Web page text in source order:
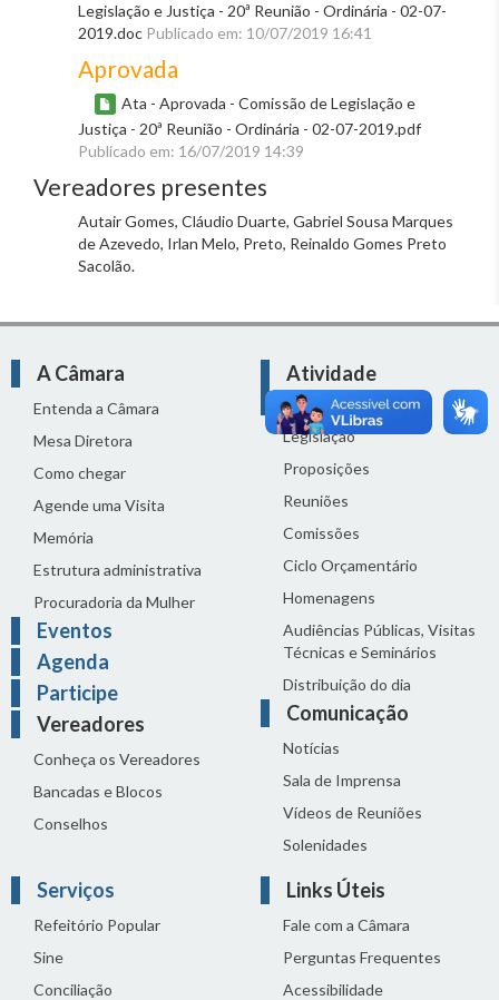
Legislação e Justiça - 20ª Reunião - Ordinária - 02-07-
2019.doc Publicado em: 10/07/2019 16:41
Aprovada
Ata - Aprovada - Comissão de Legislação e
Justiça - 20ª Reunião - Ordinária - 02-07-2019.pdf
Publicado em: 16/07/2019 14:39
Vereadores presentes
Autair Gomes, Cláudio Duarte, Gabriel Sousa Marques
de Azevedo, Irlan Melo, Preto, Reinaldo Gomes Preto
Sacolão.
A Câmara
Entenda a Câmara
Mesa Diretora
Como chegar
Agende uma Visita
Memória
Estrutura administrativa
Procuradoria da Mulher
Eventos
Agenda
Participe
Vereadores
Conheça os Vereadores
Bancadas e Blocos
Conselhos
Atividade
Legislativa
Legislação
Proposições
Reuniões
Comissões
Ciclo Orçamentário
Homenagens
Audiências Públicas, Visitas
Técnicas e Seminários
Distribuição do dia
Comunicação
Notícias
Sala de Imprensa
Vídeos de Reuniões
Solenidades
Serviços
Refeitório Popular
Sine
Conciliação
Links Úteis
Fale com a Câmara
Perguntas Frequentes
Acessibilidade